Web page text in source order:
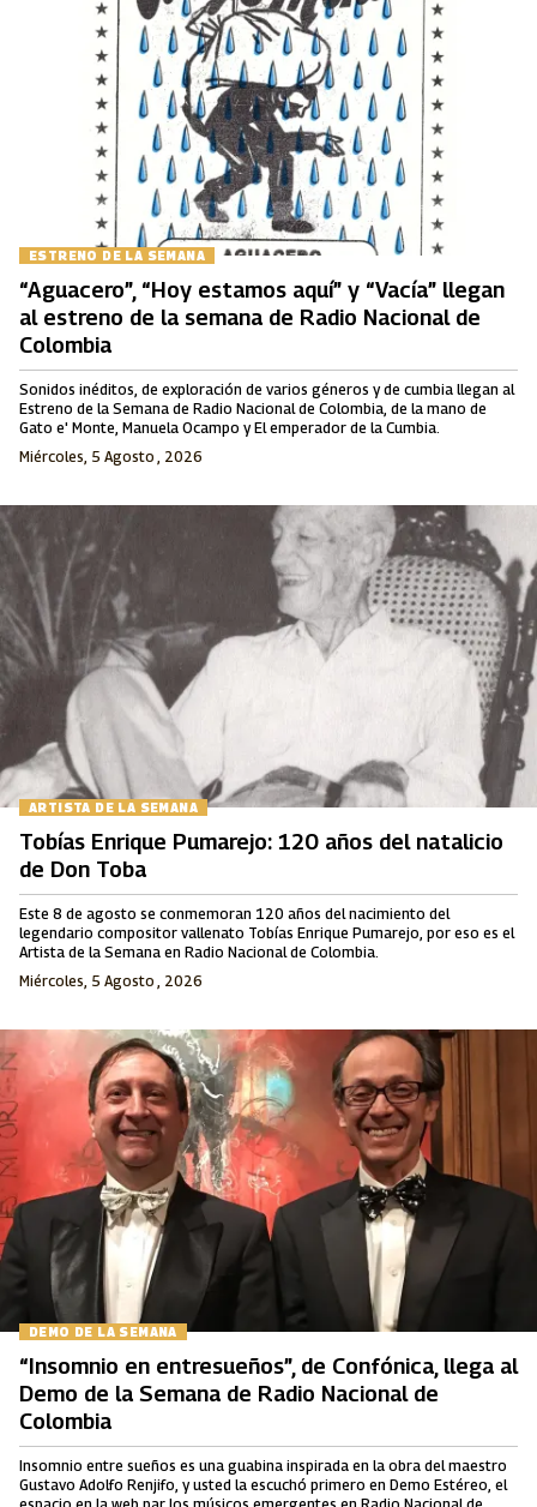
ESTRENO DE LA SEMANA
“Aguacero”, “Hoy estamos aquí” y “Vacía” llegan
al estreno de la semana de Radio Nacional de
Colombia
Sonidos inéditos, de exploración de varios géneros y de cumbia llegan al
Estreno de la Semana de Radio Nacional de Colombia, de la mano de
Gato e' Monte, Manuela Ocampo y El emperador de la Cumbia.
Miércoles, 5 Agosto , 2026
ARTISTA DE LA SEMANA
Tobías Enrique Pumarejo: 120 años del natalicio
de Don Toba
Este 8 de agosto se conmemoran 120 años del nacimiento del
legendario compositor vallenato Tobías Enrique Pumarejo, por eso es el
Artista de la Semana en Radio Nacional de Colombia.
Miércoles, 5 Agosto , 2026
DEMO DE LA SEMANA
“Insomnio en entresueños”, de Confónica, llega al
Demo de la Semana de Radio Nacional de
Colombia
Insomnio entre sueños es una guabina inspirada en la obra del maestro
Gustavo Adolfo Renjifo, y usted la escuchó primero en Demo Estéreo, el